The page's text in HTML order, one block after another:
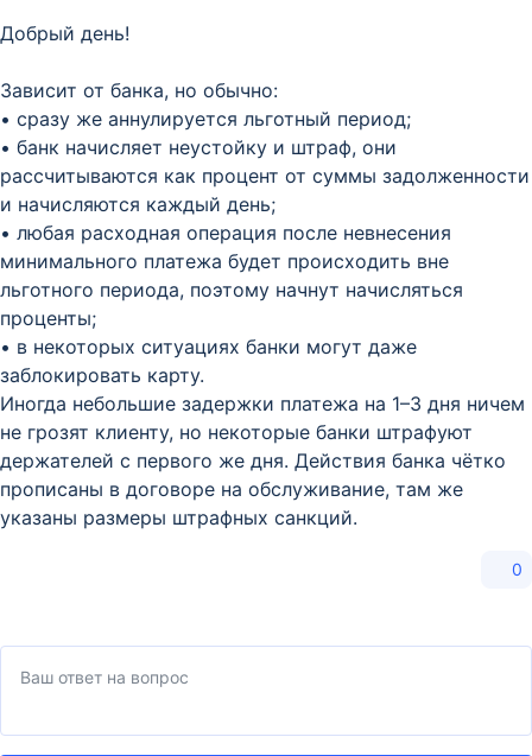
Добрый день!
Зависит от банка, но обычно:
• сразу же аннулируется льготный период;
• банк начисляет неустойку и штраф, они
рассчитываются как процент от суммы задолженности
и начисляются каждый день;
• любая расходная операция после невнесения
минимального платежа будет происходить вне
льготного периода, поэтому начнут начисляться
проценты;
• в некоторых ситуациях банки могут даже
заблокировать карту.
Иногда небольшие задержки платежа на 1–3 дня ничем
не грозят клиенту, но некоторые банки штрафуют
держателей с первого же дня. Действия банка чётко
прописаны в договоре на обслуживание, там же
указаны размеры штрафных санкций.
0